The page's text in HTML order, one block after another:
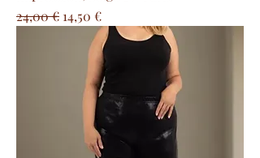
Precio
24,00 € Precio de oferta
14,50 €